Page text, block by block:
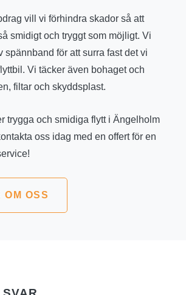
vill vi förhindra skador så att
smidigt och tryggt som möjligt. Vi
spännband för att surra fast det vi
Vi täcker även bohaget och
filtar och skyddsplast.
trygga och smidiga flytt i Ängelholm
oss idag med en offert för en
OM OSS